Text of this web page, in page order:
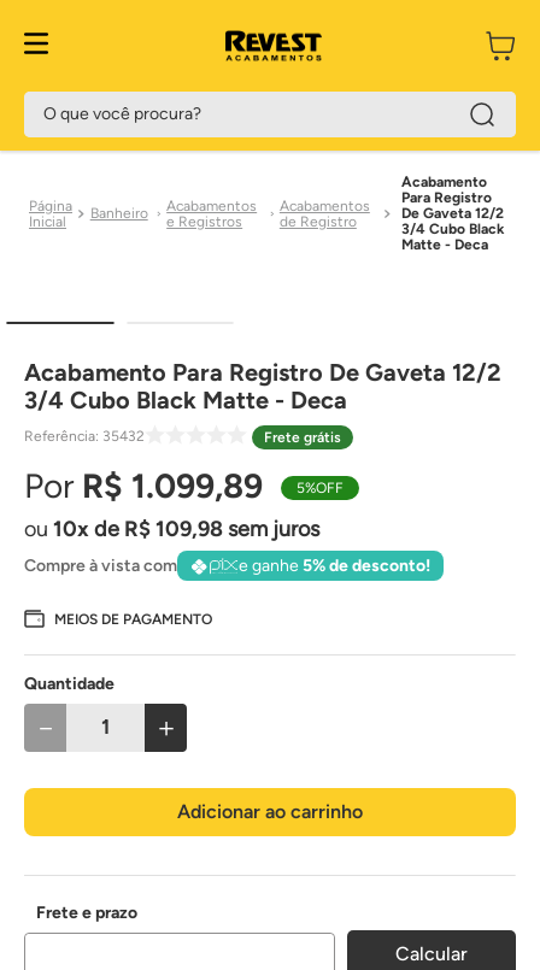
O que você procura?
Banheiro
Acabamentos
e Registros
Acabamentos
de Registro
Acabamento
Para Registro
De Gaveta 12/2
3/4 Cubo Black
Matte - Deca
Acabamento Para Registro De Gaveta 12/2
3/4 Cubo Black Matte - Deca
Referência: 35432 Frete grátis
R$ 1.099,89 5%OFF
10 de R$109,98sem juros
Compre à vista com e ganhe5% de desconto!
MEIOS DE PAGAMENTO
Quantidade
＋
－
Adicionar ao carrinho